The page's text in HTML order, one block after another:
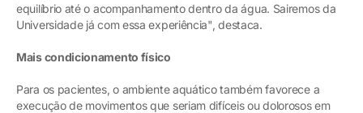
equilíbrio até o acompanhamento dentro da água. Sairemos da
Universidade já com essa experiência", destaca.
Mais condicionamento físico
Para os pacientes, o ambiente aquático também favorece a
execução de movimentos que seriam difíceis ou dolorosos em